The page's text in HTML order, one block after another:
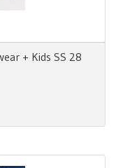
+ Kids SS 28